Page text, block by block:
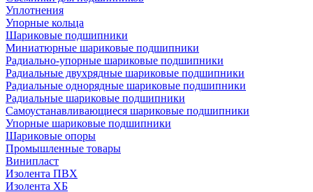
Уплотнения
Упорные кольца
Шариковые подшипники
Миниатюрные шариковые подшипники
Радиально-упорные шариковые подшипники
Радиальные двухрядные шариковые подшипники
Радиальные однорядные шариковые подшипники
Радиальные шариковые подшипники
Самоустанавливающиеся шариковые подшипники
Упорные шариковые подшипники
Шариковые опоры
Промышленные товары
Винипласт
Изолента ПВХ
Изолента ХБ